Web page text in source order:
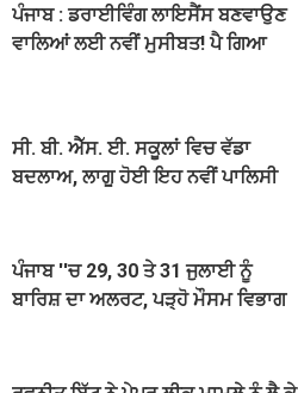
ਪੰਜਾਬ : ਡਰਾਈਵਿੰਗ ਲਾਇਸੈਂਸ ਬਣਵਾਉਣ
ਵਾਲਿਆਂ ਲਈ ਨਵੀਂ ਮੁਸੀਬਤ! ਪੈ ਗਿਆ
ਸੀ. ਬੀ. ਐੱਸ. ਈ. ਸਕੂਲਾਂ ਵਿਚ ਵੱਡਾ
ਬਦਲਾਅ, ਲਾਗੂ ਹੋਈ ਇਹ ਨਵੀਂ ਪਾਲਿਸੀ
ਪੰਜਾਬ ''ਚ 29, 30 ਤੇ 31 ਜੁਲਾਈ ਨੂੰ
ਬਾਰਿਸ਼ ਦਾ ਅਲਰਟ, ਪੜ੍ਹੋ ਮੌਸਮ ਵਿਭਾਗ